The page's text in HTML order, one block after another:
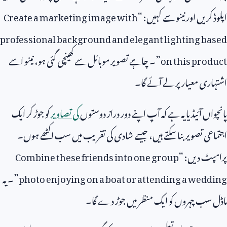
اپلوڈ کریں اور نینو سے کہیں: “Create a marketing image with
professional background and elegant lighting based
on this product”۔ چاہے تصویر موبائل سے کھینچی گئی ہو، نینو اسے
اشتہاری معیار پر لے آئے گا۔
پانچواں آئیڈیا یہ ہے کہ آپ اپنے دور دراز دوستوںکی تصاویرکو جوڑ کر ایک
اجتماعی تصویر بنا سکتے ہیں، جیسے شادی کی تقریب میں سب اکٹھے ہوں۔
پرامپٹ دیں: “Combine these friends into one group
photo enjoying on a boat or attending a wedding”۔ یہ
ماڈل سب چہروں کو ایک منظر میں جوڑ دے گا۔